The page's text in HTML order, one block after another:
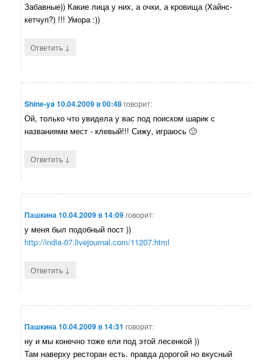
Забавные)) Какие лица у них, а очки, а кровища (Хайнс-
кетчуп?) !!! Умора :))
Ответить ↓
Shine-ya10.04.2009 в 00:48говорит:
Ой, только что увидела у вас под поиском шарик с
названиями мест - клевый!!! Сижу, играюсь 🙂
Ответить ↓
Пашкина10.04.2009 в 14:09говорит:
у меня был подобный пост ))
http://india-07.livejournal.com/11207.html
Ответить ↓
Пашкина10.04.2009 в 14:31 говорит:
ну и мы конечно тоже ели под этой лесенкой ))
Там наверху ресторан есть. правда дорогой но вкусный